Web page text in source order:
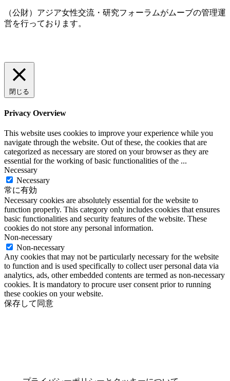
（公財）アジア女性交流・研究フォーラムがムーブの管理運
営を行っております。
閉じる
Privacy Overview
This website uses cookies to improve your experience while you
navigate through the website. Out of these, the cookies that are
categorized as necessary are stored on your browser as they are
essential for the working of basic functionalities of the ...
Necessary
Necessary
常に有効
Necessary cookies are absolutely essential for the website to
function properly. This category only includes cookies that ensures
basic functionalities and security features of the website. These
cookies do not store any personal information.
Non-necessary
Non-necessary
Any cookies that may not be particularly necessary for the website
to function and is used specifically to collect user personal data via
analytics, ads, other embedded contents are termed as non-necessary
cookies. It is mandatory to procure user consent prior to running
these cookies on your website.
保存して同意